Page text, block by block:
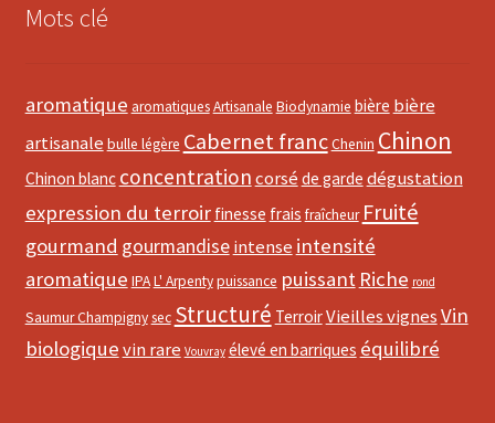
Mots clé
aromatique aromatiquesArtisanale Biodynamie bière bière
artisanale bulle légère Cabernet francChenin Chinon
Chinon blanc concentrationcorsé de garde dégustation
expression du terroir finesse frais fraîcheur Fruité
gourmand gourmandise intense intensité
aromatique IPAL' Arpentypuissance puissant Riche rond
Saumur Champignysec Structuré TerroirVieilles vignesVin
biologiquevin rare Vouvray élevé en barriques équilibré